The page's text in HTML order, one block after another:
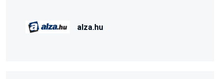
alza.hu